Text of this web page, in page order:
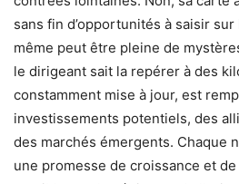
sans fin d’opportunités à saisir
même peut être pleine de
le dirigeant sait la repérer à des
constamment mise à jour, est
investissements potentiels, des
des marchés émergents. Chaque
une promesse de croissance et